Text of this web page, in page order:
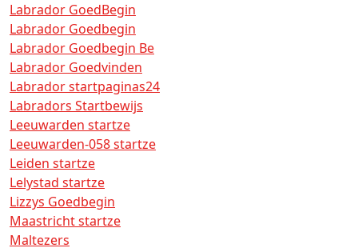
Labrador GoedBegin
Labrador Goedbegin
Labrador Goedbegin Be
Labrador Goedvinden
Labrador startpaginas24
Labradors Startbewijs
Leeuwarden startze
Leeuwarden-058 startze
Leiden startze
Lelystad startze
Lizzys Goedbegin
Maastricht startze
Maltezers